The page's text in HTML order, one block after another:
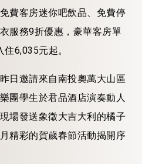
費客房迷你吧飲品、免費停
服務9折優惠，豪華客房單
6,035元起。
日邀請來自南投奧萬大山區
團學生於君品酒店演奏動人
場發送象徵大吉大利的橘子
精彩的賀歲春節活動揭開序